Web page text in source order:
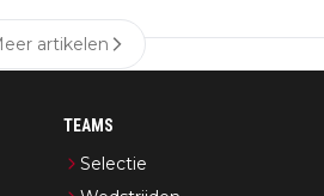
artikelen
TEAMS
Selectie